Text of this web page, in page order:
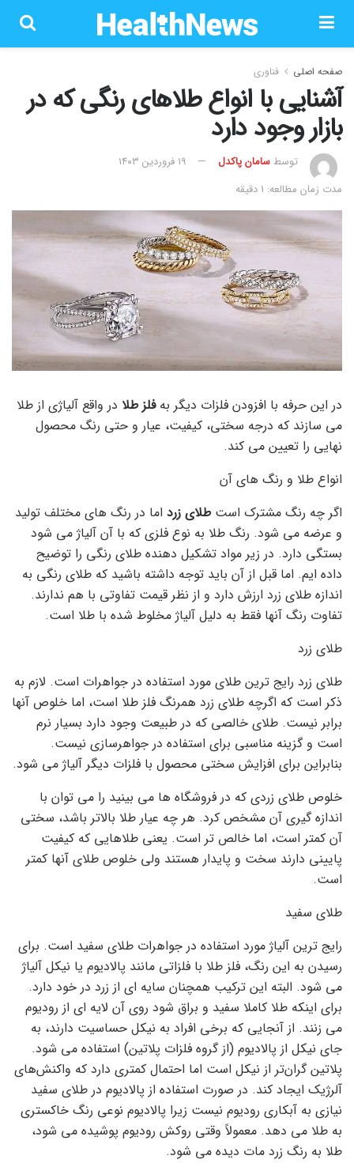
صفحه اصلی فناوری
آشنایی با انواع طلاهای رنگی که در
بازار وجود دارد
توسطسامان پاکدل
۱۹ فروردین ۱۴۰۳
مدت زمان مطالعه: 1 دقیقه
در این حرفه با افزودن فلزات دیگر بهفلز طلا در واقع آلیاژی از طلا
می سازند که درجه سختی، کیفیت، عیار و حتی رنگ محصول
نهایی را تعیین می کند.
انواع طلا و رنگ های آن
اگر چه رنگ مشترک استطلای زرد اما در رنگ های مختلف تولید
و عرضه می شود. رنگ طلا به نوع فلزی که با آن آلیاژ می شود
بستگی دارد. در زیر مواد تشکیل دهنده طلای رنگی را توضیح
داده ایم. اما قبل از آن باید توجه داشته باشید که طلای رنگی به
اندازه طلای زرد ارزش دارد و از نظر قیمت تفاوتی با هم ندارند.
تفاوت رنگ آنها فقط به دلیل آلیاژ مخلوط شده با طلا است.
طلای زرد
طلای زرد رایج ترین طلای مورد استفاده در جواهرات است. لازم به
ذکر است که اگرچه طلای زرد همرنگ فلز طلا است، اما خلوص آنها
برابر نیست. طلای خالصی که در طبیعت وجود دارد بسیار نرم
است و گزینه مناسبی برای استفاده در جواهرسازی نیست.
بنابراین برای افزایش سختی محصول با فلزات دیگر آلیاژ می شود.
خلوص طلای زردی که در فروشگاه ها می بینید را می توان با
اندازه گیری آن مشخص کرد. هر چه عیار طلا بالاتر باشد، سختی
آن کمتر است، اما خالص تر است. یعنی طلاهایی که کیفیت
پایینی دارند سخت و پایدار هستند ولی خلوص طلای آنها کمتر
است.
طلای سفید
رایج ترین آلیاژ مورد استفاده در جواهرات طلای سفید است. برای
رسیدن به این رنگ، فلز طلا با فلزاتی مانند پالادیوم یا نیکل آلیاژ
می شود. البته این ترکیب همچنان سایه ای از زرد در خود دارد.
برای اینکه طلا کاملا سفید و براق شود روی آن لایه ای از رودیوم
می زنند. از آنجایی که برخی افراد به نیکل حساسیت دارند، به
جای نیکل از پالادیوم (از گروه فلزات پلاتین) استفاده می شود.
پلاتین گران‌تر از نیکل است اما احتمال کمتری دارد که واکنش‌های
آلرژیک ایجاد کند. در صورت استفاده از پالادیوم در طلای سفید
نیازی به آبکاری رودیوم نیست زیرا پالادیوم نوعی رنگ خاکستری
به طلا می دهد. معمولاً وقتی روکش رودیوم پوشیده می شود،
طلا به رنگ زرد مات دیده می شود.